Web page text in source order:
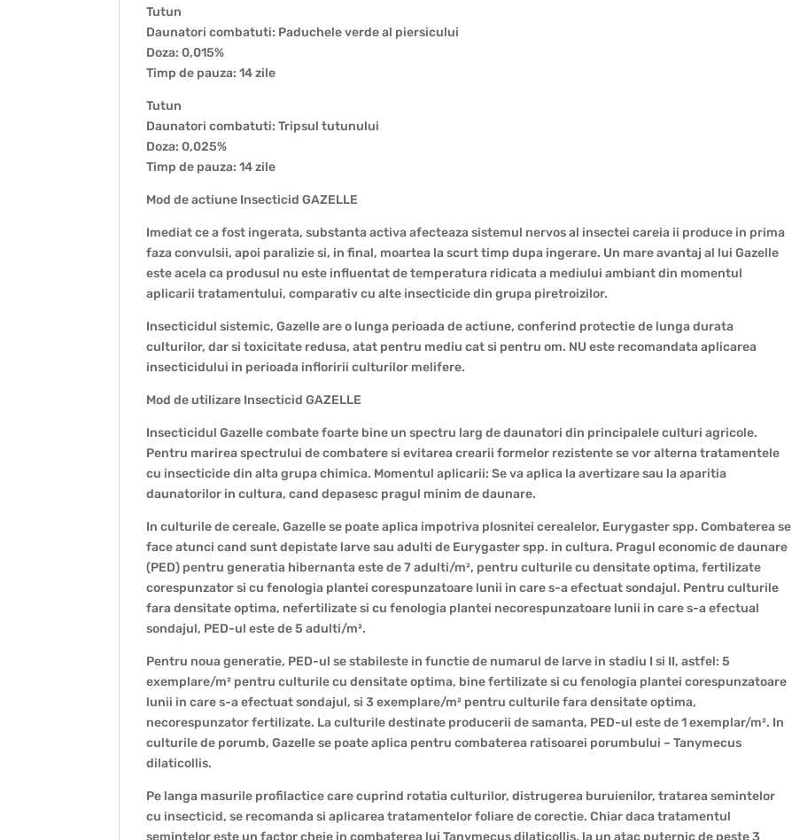
Tutun
Daunatori combatuti: Paduchele verde al piersicului
Doza: 0,015%
Timp de pauza: 14 zile
Tutun
Daunatori combatuti: Tripsul tutunului
Doza: 0,025%
Timp de pauza: 14 zile
Mod de actiune Insecticid GAZELLE
Imediat ce a fost ingerata, substanta activa afecteaza sistemul nervos al insectei careia ii produce in prima
faza convulsii, apoi paralizie si, in final, moartea la scurt timp dupa ingerare. Un mare avantaj al lui Gazelle
este acela ca produsul nu este influentat de temperatura ridicata a mediului ambiant din momentul
aplicarii tratamentului, comparativ cu alte insecticide din grupa piretroizilor.
Insecticidul sistemic, Gazelle are o lunga perioada de actiune, conferind protectie de lunga durata
culturilor, dar si toxicitate redusa, atat pentru mediu cat si pentru om. NU este recomandata aplicarea
insecticidului in perioada infloririi culturilor melifere.
Mod de utilizare Insecticid GAZELLE
Insecticidul Gazelle combate foarte bine un spectru larg de daunatori din principalele culturi agricole.
Pentru marirea spectrului de combatere si evitarea crearii formelor rezistente se vor alterna tratamentele
cu insecticide din alta grupa chimica. Momentul aplicarii: Se va aplica la avertizare sau la aparitia
daunatorilor in cultura, cand depasesc pragul minim de daunare.
In culturile de cereale, Gazelle se poate aplica impotriva plosnitei cerealelor, Eurygaster spp. Combaterea se
face atunci cand sunt depistate larve sau adulti de Eurygaster spp. in cultura. Pragul economic de daunare
(PED) pentru generatia hibernanta este de 7 adulti/m², pentru culturile cu densitate optima, fertilizate
corespunzator si cu fenologia plantei corespunzatoare lunii in care s-a efectuat sondajul. Pentru culturile
fara densitate optima, nefertilizate si cu fenologia plantei necorespunzatoare lunii in care s-a efectual
sondajul, PED-ul este de 5 adulti/m².
Pentru noua generatie, PED-ul se stabileste in functie de numarul de larve in stadiu I si II, astfel: 5
exemplare/m² pentru culturile cu densitate optima, bine fertilizate si cu fenologia plantei corespunzatoare
lunii in care s-a efectuat sondajul, si 3 exemplare/m² pentru culturile fara densitate optima,
necorespunzator fertilizate. La culturile destinate producerii de samanta, PED-ul este de 1 exemplar/m². In
culturile de porumb, Gazelle se poate aplica pentru combaterea ratisoarei porumbului – Tanymecus
dilaticollis.
Pe langa masurile profilactice care cuprind rotatia culturilor, distrugerea buruienilor, tratarea semintelor
cu insecticid, se recomanda si aplicarea tratamentelor foliare de corectie. Chiar daca tratamentul
semintelor este un factor cheie in combaterea lui Tanymecus dilaticollis, la un atac puternic de peste 3